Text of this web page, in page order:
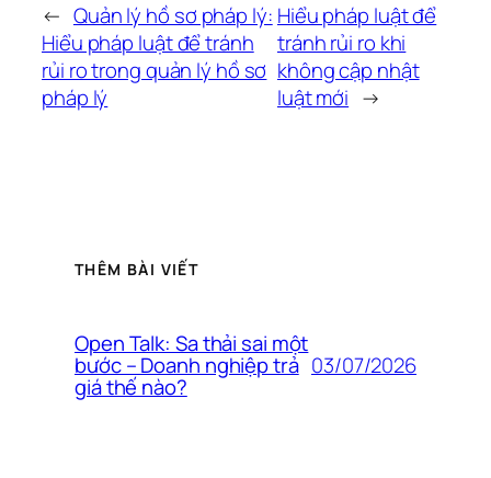
← Quản lý hồ sơ pháp lý:
Hiểu pháp luật để tránh
rủi ro trong quản lý hồ sơ
pháp lý
Hiểu pháp luật để
tránh rủi ro khi
không cập nhật
luật mới →
THÊM BÀI VIẾT
Open Talk: Sa thải sai một
bước – Doanh nghiệp trả
giá thế nào?
03/07/2026